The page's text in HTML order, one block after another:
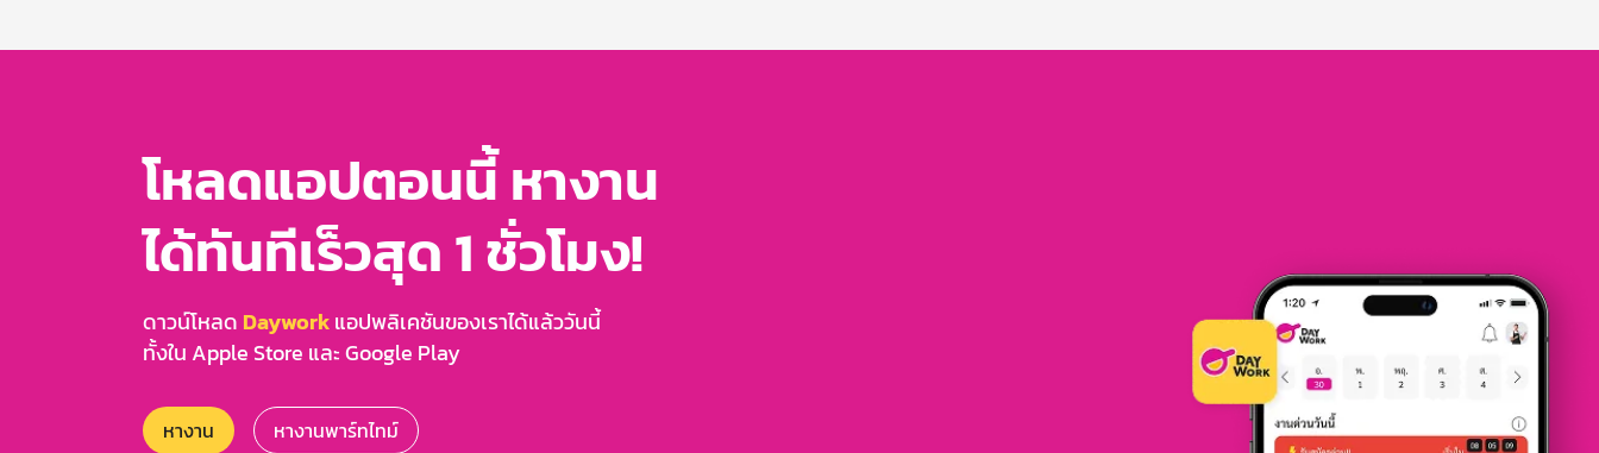
โหลดแอปตอนนี้ หางาน
ได้ทันทีเร็วสุด 1 ชั่วโมง!
ดาวน์โหลด Dayworkแอปพลิเคชันของเราได้แล้ววันนี้
ทั้งใน Apple Store และ Google Play
หางาน หางานพาร์ทไทม์